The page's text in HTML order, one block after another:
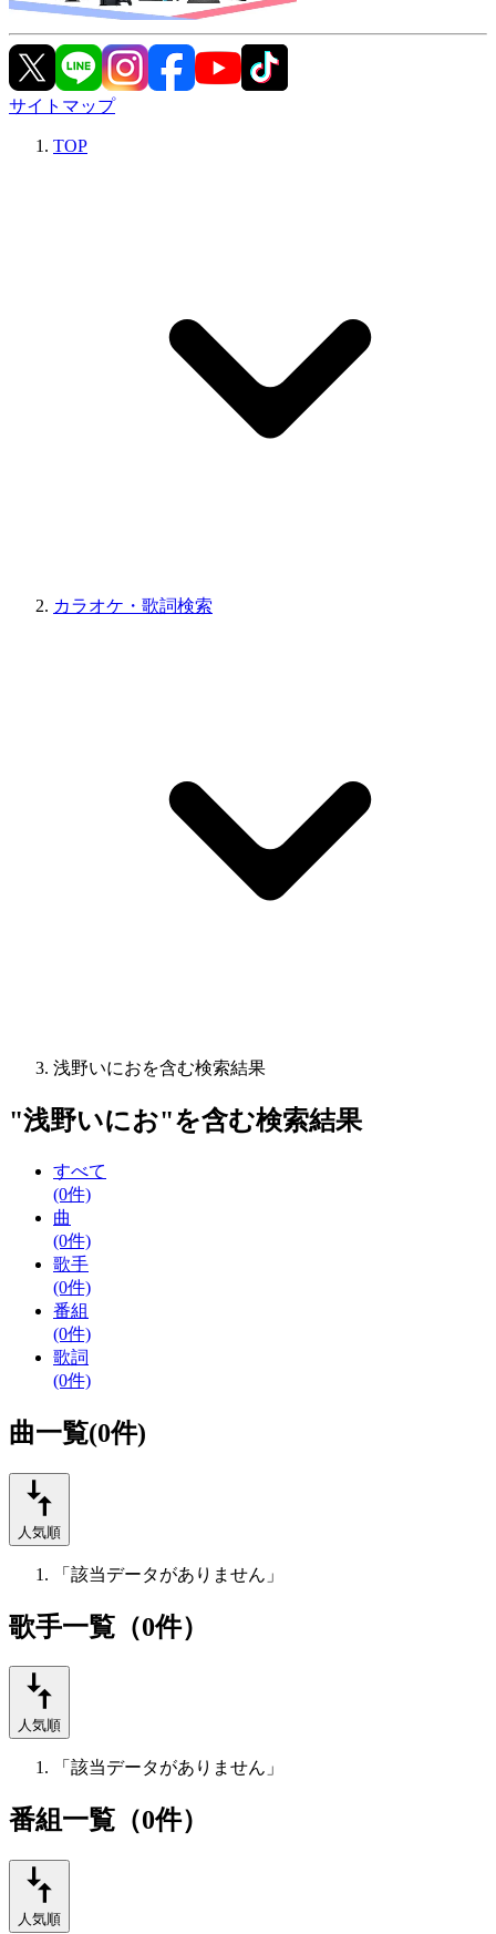
サイトマップ
TOP
カラオケ・歌詞検索
浅野いにおを含む検索結果
"浅野いにお"を含む検索結果
すべて
(0件)
曲
(0件)
歌手
(0件)
番組
(0件)
歌詞
(0件)
曲一覧(0件)
人気順
「該当データがありません」
歌手一覧（0件）
人気順
「該当データがありません」
番組一覧（0件）
人気順